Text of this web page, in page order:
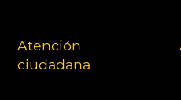
Atención
ciudadana